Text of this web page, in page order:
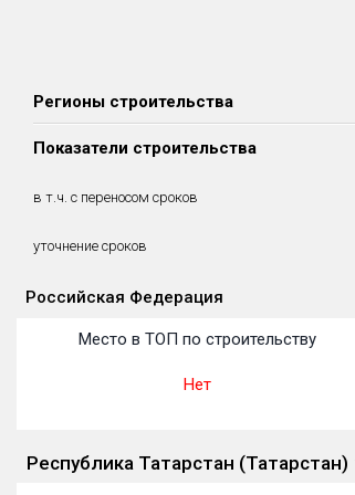
Регионы строительства
Показатели строительства
в т.ч. с переносом сроков
уточнение сроков
Сдано в 2018
0 м²
Сдано в 2019
0 м²
Российская Федерация
Место в ТОП по строительству
Нет
Республика Татарстан (Татарстан)